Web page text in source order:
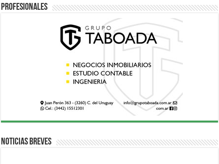
Profesionales
Noticias breves